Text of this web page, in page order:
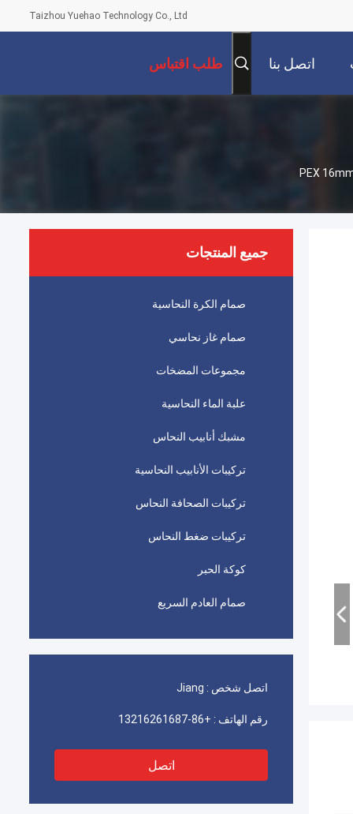
Taizhou Yuehao Technology Co., Ltd
اتصل بنا طلب اقتباس
جميع المنتجات
صمام الكرة النحاسية
صمام غاز نحاسي
مجموعات المضخات
علبة الماء النحاسية
مشبك أنابيب النحاس
تركيبات الأنابيب النحاسية
تركيبات الصحافة النحاس
تركيبات ضغط النحاس
كوكة الحبر
صمام العادم السريع
اتصل شخص : Jiang
رقم الهاتف : +86-13216261687
اتصل